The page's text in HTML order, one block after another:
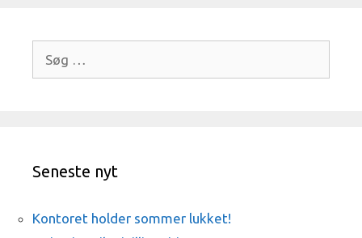
efter:
Seneste nyt
Kontoret holder sommer lukket!